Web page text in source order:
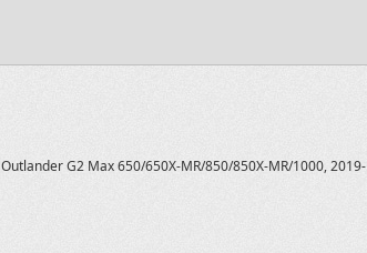
Outlander G2 Max 650/650X-MR/850/850X-MR/1000, 2019-